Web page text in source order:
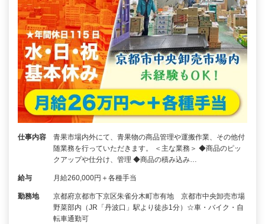
仕事内容
青果市場内外にて、青果物の商品管理や運搬作業、その他付
随業務を行っていただきます。 ＜主な業務＞ ◆商品のピッ
クアップや仕分け、管理 ◆商品の積み込み…
給与 月給260,000円＋各種手当
勤務地
京都府京都市下京区朱雀分木町市有地 京都市中央卸売市場
野菜部内（JR「丹波口」駅より徒歩1分）☆車・バイク・自
転車通勤可